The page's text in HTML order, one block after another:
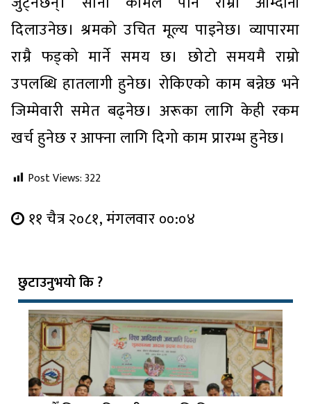
दिलाउनेछ। श्रमको उचित मूल्य पाइनेछ। व्यापारमा
राम्रै फड्को मार्ने समय छ। छोटो समयमै राम्रो
उपलब्धि हातलागी हुनेछ। रोकिएको काम बन्नेछ भने
जिम्मेवारी समेत बढ्नेछ। अरूका लागि केही रकम
खर्च हुनेछ र आफ्ना लागि दिगो काम प्रारम्भ हुनेछ।
Post Views:322
११ चैत्र २०८१, मंगलवार ००:०४
छुटाउनुभयो कि ?